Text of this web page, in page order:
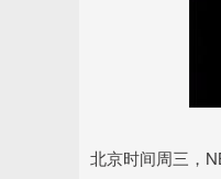
北京时间周三，